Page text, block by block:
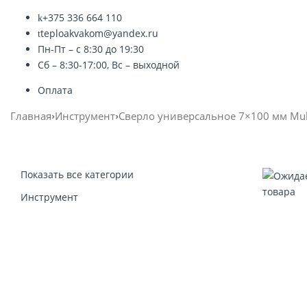
+375 336 664 110
teploakvakom@yandex.ru
Пн-Пт – с 8:30 до 19:30
Сб – 8:30-17:00, Вс – выходной
Оплата
Главная Инструмент Сверло универсальное 7×100 мм
Показать все категории
Инструмент